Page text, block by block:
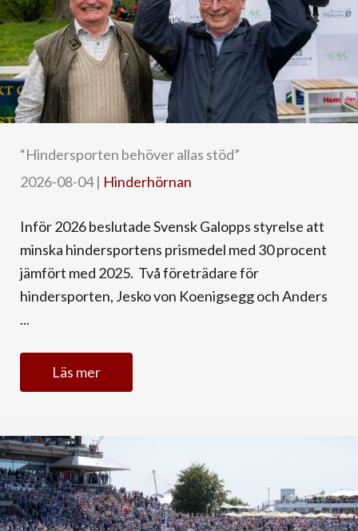
“Hindersporten behöver allas stöd”
2026-08-04| Hinderhörnan
Inför 2026 beslutade Svensk Galopps styrelse att
minska hindersportens prismedel med 30 procent
jämfört med 2025. Två företrädare för
hindersporten, Jesko von Koenigsegg och Anders
...
Läs mer